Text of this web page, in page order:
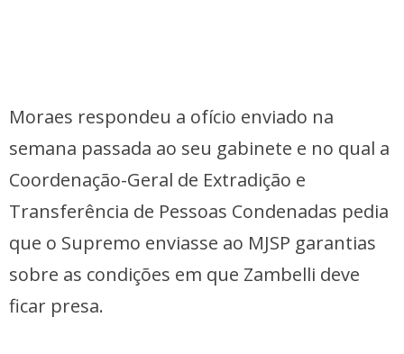
Moraes respondeu a ofício enviado na
semana passada ao seu gabinete e no qual a
Coordenação-Geral de Extradição e
Transferência de Pessoas Condenadas pedia
que o Supremo enviasse ao MJSP garantias
sobre as condições em que Zambelli deve
ficar presa.